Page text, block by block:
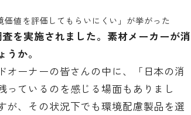
値を評価してもらいにくい」が挙がった
を実施されました。素材メーカーが消
か。
オーナーの皆さんの中に、「日本の消
ているのを感じる場面もありまし
が、その状況下でも環境配慮製品を選